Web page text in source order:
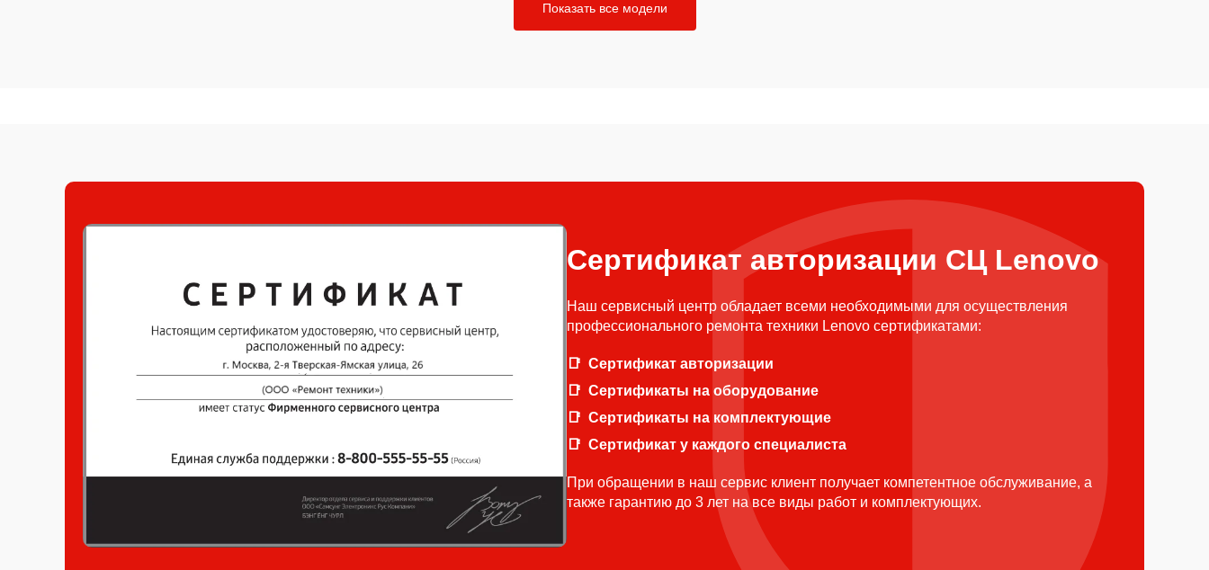
Показать все модели
Сертификат авторизации СЦ Lenovo
Наш сервисный центр обладает всеми необходимыми для осуществления
профессионального ремонта техники Lenovo сертификатами:
Сертификат авторизации
Сертификаты на оборудование
Сертификаты на комплектующие
Сертификат у каждого специалиста
При обращении в наш сервис клиент получает компетентное обслуживание, а
также гарантию до 3 лет на все виды работ и комплектующих.